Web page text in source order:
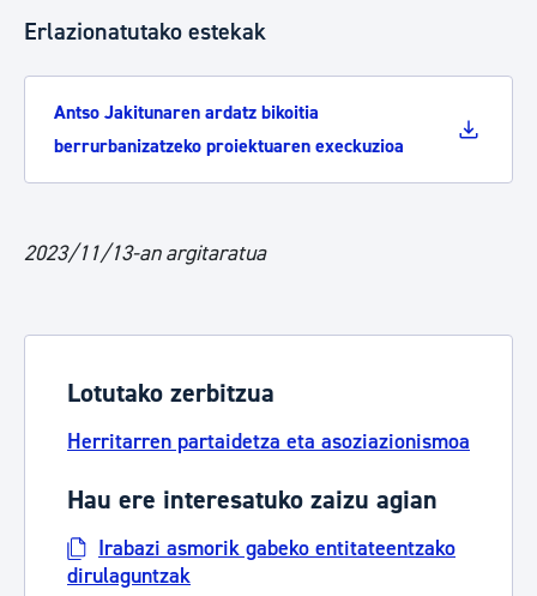
Erlazionatutako estekak
Antso Jakitunaren ardatz bikoitia
berrurbanizatzeko proiektuaren execkuzioa
2023/11/13-an argitaratua
Lotutako zerbitzua
Herritarren partaidetza eta asoziazionismoa
Hau ere interesatuko zaizu agian
Irabazi asmorik gabeko entitateentzako
dirulaguntzak